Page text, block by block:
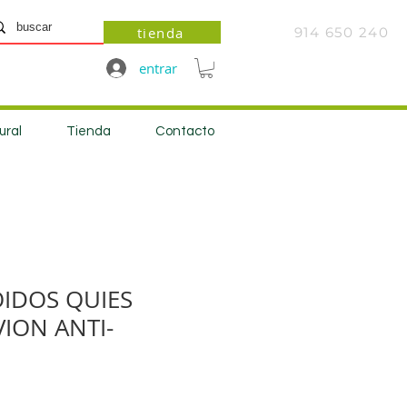
tienda
entrar
914 650 240
Tienda Contacto
QUIES
ANTI-